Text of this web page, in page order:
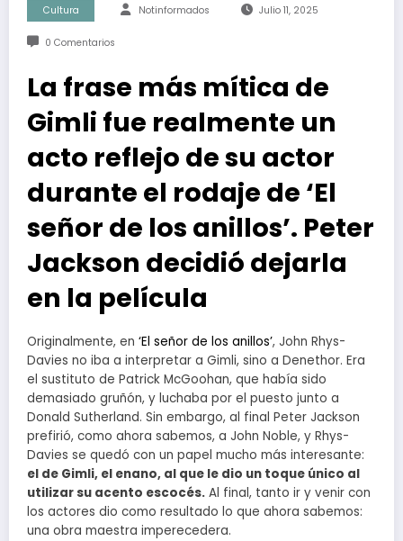
Cultura Notinformados Julio 11, 2025
0 Comentarios
La frase más mítica de
Gimli fue realmente un
acto reflejo de su actor
durante el rodaje de ‘El
señor de los anillos’. Peter
Jackson decidió dejarla
en la película
Originalmente, en ‘El señor de los anillos’, John Rhys-
Davies no iba a interpretar a Gimli, sino a Denethor. Era
el sustituto de Patrick McGoohan, que había sido
demasiado gruñón, y luchaba por el puesto junto a
Donald Sutherland. Sin embargo, al final Peter Jackson
prefirió, como ahora sabemos, a John Noble, y Rhys-
Davies se quedó con un papel mucho más interesante:
el de Gimli, el enano, al que le dio un toque único al
utilizar su acento escocés. Al final, tanto ir y venir con
los actores dio como resultado lo que ahora sabemos:
una obra maestra imperecedera.